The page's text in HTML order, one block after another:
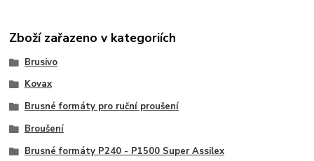
Zboží zařazeno v kategoriích
Brusivo
Kovax
Brusné formáty pro ruční proušení
Broušení
Brusné formáty P240 - P1500 Super Assilex